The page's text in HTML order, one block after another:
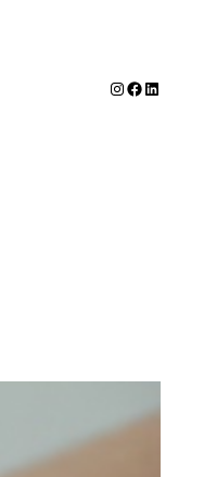
Instagram